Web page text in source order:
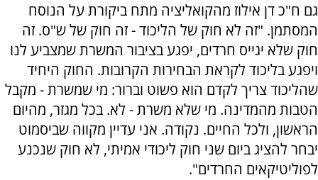
גם ח"כ דן אילוז מהקואליציה מתח ביקורת על הנוסח
המסתמן. "זה לא חוק של הליכוד - זה חוק של ש"ס. זה
חוק שלא יגייס חרדים, יפגע בציבור המשרת שמצביע לנו
ויפגע בליכוד לקראת הבחירות הקרובות. החוק היחיד
שהליכוד צריך לקדם הוא פשוט וברור: מי שמשרת - מקבל
הטבות מהמדינה. מי שלא משרת - לא. בכל מגזר, מהיום
הראשון, ולכל החיים. נקודה. אני עדיין מקווה שביסמוט
יבחר להציג ביום שני חוק ליכודי אמיתי, לא חוק שנכנע
לפוליטיקאים החרדים".